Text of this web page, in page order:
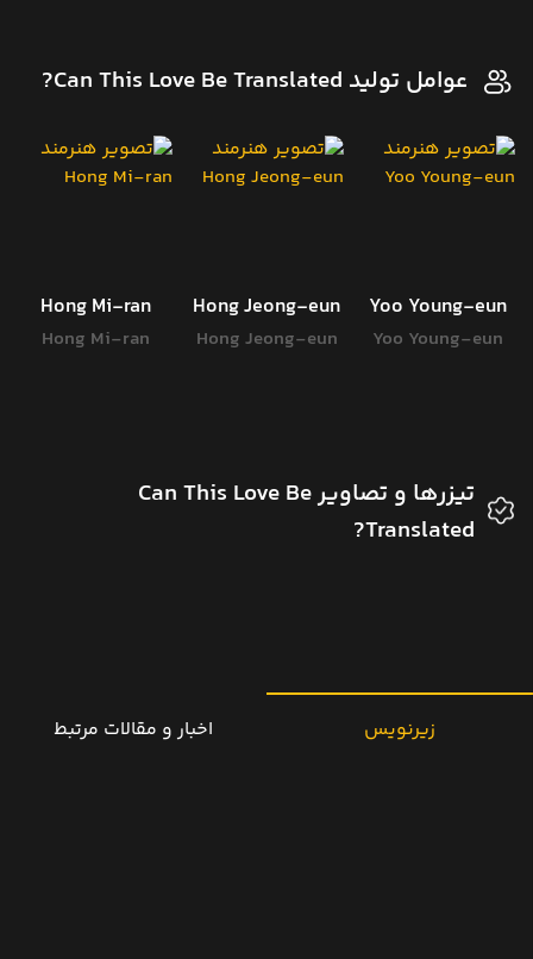
عوامل تولید Can This Love Be Translated?
Yoo Young-eun
Yoo Young-eun
Hong Jeong-eun
Hong Jeong-eun
Hong Mi-ran
Hong Mi-ran
تیزرها و تصاویر Can This Love Be
Translated?
زیرنویس اخبار و مقالات مرتبط